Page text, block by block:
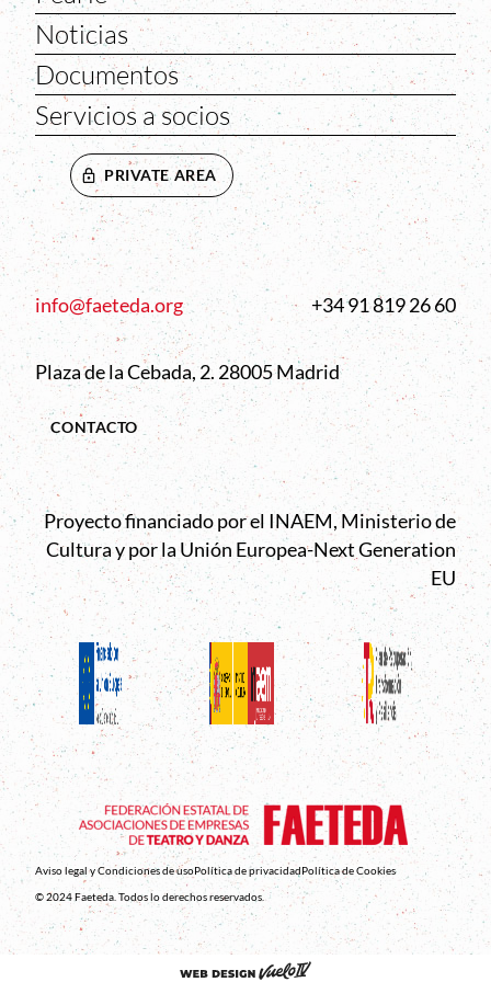
Noticias
Documentos
Servicios a socios
PRIVATE AREA
info@faeteda.org +34 91 819 26 60
Plaza de la Cebada, 2. 28005 Madrid
CONTACTO
Proyecto financiado por el INAEM, Ministerio de
Cultura y por la Unión Europea-Next Generation
EU
Aviso legal y Condiciones de usoPolítica de privacidadPolítica de Cookies
© 2024 Faeteda. Todos lo derechos reservados.